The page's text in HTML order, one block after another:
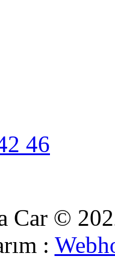
46
Car ©
: